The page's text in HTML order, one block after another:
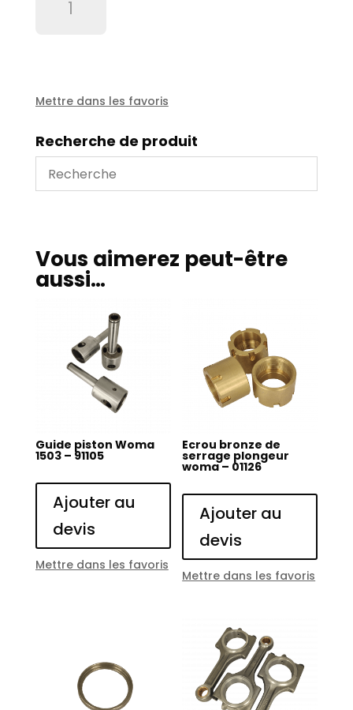
guide
1503
woma
(crosse)
30*75*10
Mettre dans les favoris
Recherche de produit
Vous aimerez peut-être
aussi…
Guide piston Woma
1503 – 91105
Ajouter au
devis
Mettre dans les favoris
Ecrou bronze de
serrage plongeur
woma – 01126
Ajouter au
devis
Mettre dans les favoris